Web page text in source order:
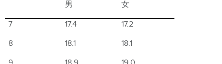
男 女
7 17.4 17.2
8 18.1 18.1